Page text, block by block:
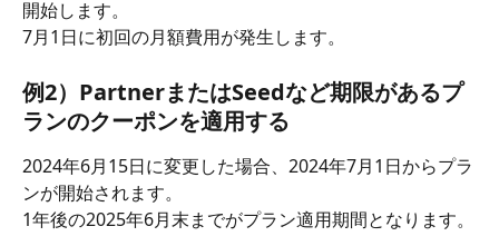
開始します。
7月1日に初回の月額費用が発生します。
例2）PartnerまたはSeedなど期限があるプ
ランのクーポンを適用する
2024年6月15日に変更した場合、2024年7月1日からプラ
ンが開始されます。
1年後の2025年6月末までがプラン適用期間となります。